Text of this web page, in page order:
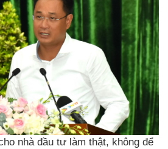
nhà đầu tư làm thật, không để